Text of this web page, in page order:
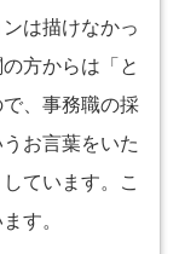
は描けなかっ
方からは「と
、事務職の採
お言葉をいた
ています。こ
す。